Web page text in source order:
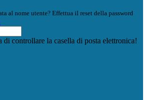
al nome utente? Effettua il reset della password
di controllare la casella di posta elettronica!